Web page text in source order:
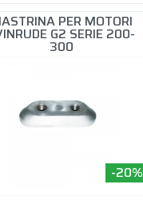
PER MOTORI
G2 SERIE 200-
300
-20%